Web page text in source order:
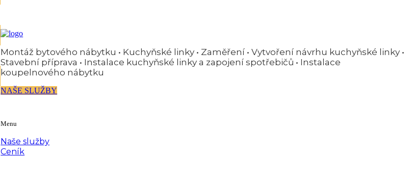
Montáž bytového nábytku • Kuchyňské linky • Zaměření • Vytvoření návrhu kuchyňské linky •
Stavební příprava • Instalace kuchyňské linky a zapojení spotřebičů • Instalace
koupelnového nábytku
NAŠE SLUŽBY
Menu
Naše služby
Ceník